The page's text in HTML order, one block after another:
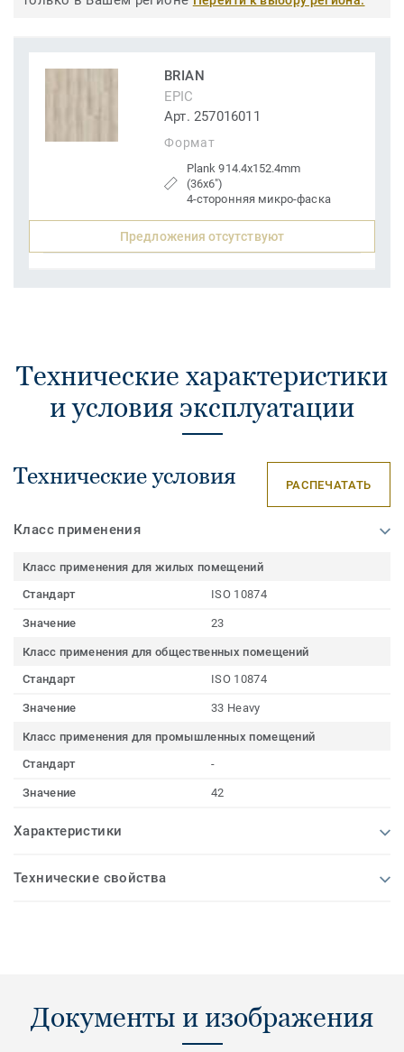
BRIAN
EPIC
Арт. 257016011
Формат
Plank 914.4x152.4mm
(36x6")
4-сторонняя микро-фаска
Предложения отсутствуют
Технические характеристики
и условия эксплуатации
Технические условия РАСПЕЧАТАТЬ
Класс применения
Класс применения для жилых помещений
Стандарт
ISO 10874
Значение 23
Класс применения для общественных помещений
Стандарт
ISO 10874
Значение 33 Heavy
Класс применения для промышленных помещений
Стандарт
-
Значение 42
Характеристики
Технические свойства
Документы и изображения